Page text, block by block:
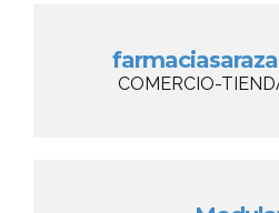
COMERCIO-